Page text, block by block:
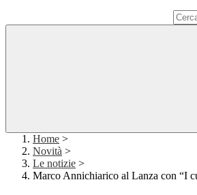
Home >
Novità >
Le notizie >
Marco Annichiarico al Lanza con “I